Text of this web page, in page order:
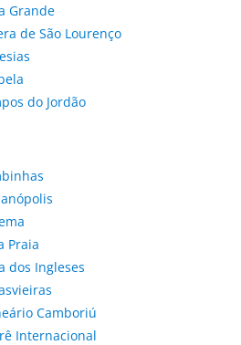
Grande
de São Lourenço
do Jordão
Praia
dos Ingleses
Camboriú
Internacional